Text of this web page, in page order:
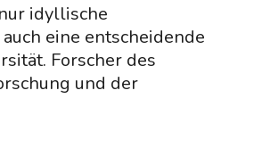
idyllische
eine entscheidende
Forscher des
und der